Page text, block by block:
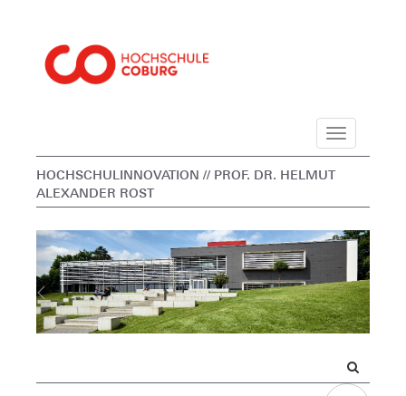
Navigation
HOCHSCHULINNOVATION // PROF. DR. HELMUT
ALEXANDER ROST